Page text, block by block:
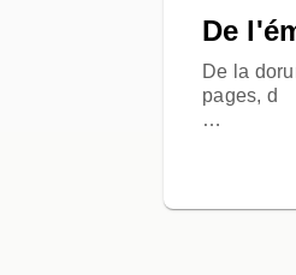
De
De la
pages, d
…